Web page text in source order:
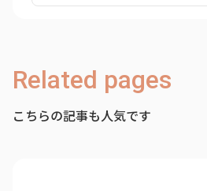
Related pages
こちらの記事も人気です